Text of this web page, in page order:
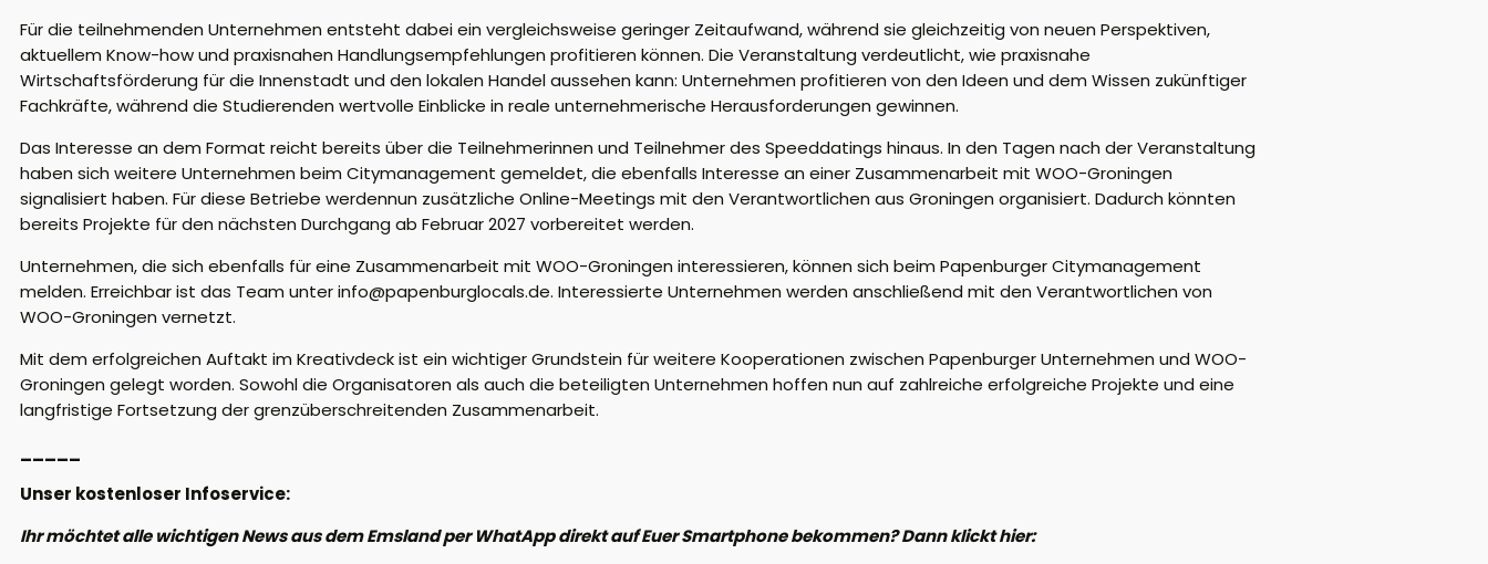
Für die teilnehmenden Unternehmen entsteht dabei ein vergleichsweise geringer Zeitaufwand, während sie gleichzeitig von neuen Perspektiven,
aktuellem Know-how und praxisnahen Handlungsempfehlungen profitieren können. Die Veranstaltung verdeutlicht, wie praxisnahe
Wirtschaftsförderung für die Innenstadt und den lokalen Handel aussehen kann: Unternehmen profitieren von den Ideen und dem Wissen zukünftiger
Fachkräfte, während die Studierenden wertvolle Einblicke in reale unternehmerische Herausforderungen gewinnen.
Das Interesse an dem Format reicht bereits über die Teilnehmerinnen und Teilnehmer des Speeddatings hinaus. In den Tagen nach der Veranstaltung
haben sich weitere Unternehmen beim Citymanagement gemeldet, die ebenfalls Interesse an einer Zusammenarbeit mit WOO-Groningen
signalisiert haben. Für diese Betriebe werdennun zusätzliche Online-Meetings mit den Verantwortlichen aus Groningen organisiert. Dadurch könnten
bereits Projekte für den nächsten Durchgang ab Februar 2027 vorbereitet werden.
Unternehmen, die sich ebenfalls für eine Zusammenarbeit mit WOO-Groningen interessieren, können sich beim Papenburger Citymanagement
melden. Erreichbar ist das Team unter info@papenburglocals.de. Interessierte Unternehmen werden anschließend mit den Verantwortlichen von
WOO-Groningen vernetzt.
Mit dem erfolgreichen Auftakt im Kreativdeck ist ein wichtiger Grundstein für weitere Kooperationen zwischen Papenburger Unternehmen und WOO-
Groningen gelegt worden. Sowohl die Organisatoren als auch die beteiligten Unternehmen hoffen nun auf zahlreiche erfolgreiche Projekte und eine
langfristige Fortsetzung der grenzüberschreitenden Zusammenarbeit.
Unser kostenloser Infoservice:
Ihr möchtet alle wichtigen News aus dem Emsland per WhatApp direkt auf Euer Smartphone bekommen? Dann klickt hier: